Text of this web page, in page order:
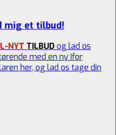
mig et tilbud!
NYT TILBUD og lad os
med en ny Ifor
her, og lad os tage din